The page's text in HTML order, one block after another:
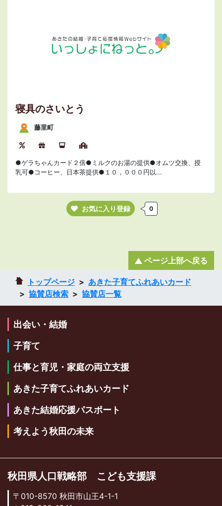
寝具のさいとう
藤里町
●ゲラちゃんカード２倍●ミルクのお湯の提供●オムツ交換、授
乳可●コーヒー、日本茶提供●１０，０００円以...
お気に入り登録 0
トップページ
あきた子育てふれあいカード
協賛店検索
協賛店一覧
ページ上部へ戻る
出会い・結婚
子育て
仕事と育児・家庭の両立支援
あきた子育てふれあいカード
あきた結婚応援パスポート
考えよう秋田の未来
秋田県人口戦略部 こども支援課
〒010-8570 秋田市山王4-1-1